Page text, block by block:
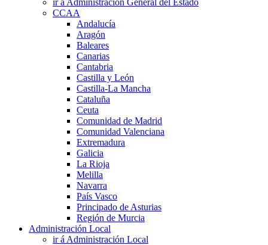
CCAA
Andalucía
Aragón
Baleares
Canarias
Cantabria
Castilla y León
Castilla-La Mancha
Cataluña
Ceuta
Comunidad de Madrid
Comunidad Valenciana
Extremadura
Galicia
La Rioja
Melilla
Navarra
País Vasco
Principado de Asturias
Región de Murcia
Administración Local
ir á Administración Local